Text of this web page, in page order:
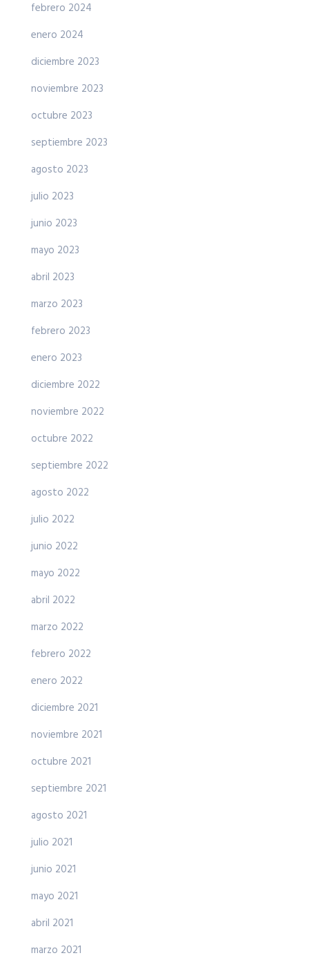
febrero 2024
enero 2024
diciembre 2023
noviembre 2023
octubre 2023
septiembre 2023
agosto 2023
julio 2023
junio 2023
mayo 2023
abril 2023
marzo 2023
febrero 2023
enero 2023
diciembre 2022
noviembre 2022
octubre 2022
septiembre 2022
agosto 2022
julio 2022
junio 2022
mayo 2022
abril 2022
marzo 2022
febrero 2022
enero 2022
diciembre 2021
noviembre 2021
octubre 2021
septiembre 2021
agosto 2021
julio 2021
junio 2021
mayo 2021
abril 2021
marzo 2021